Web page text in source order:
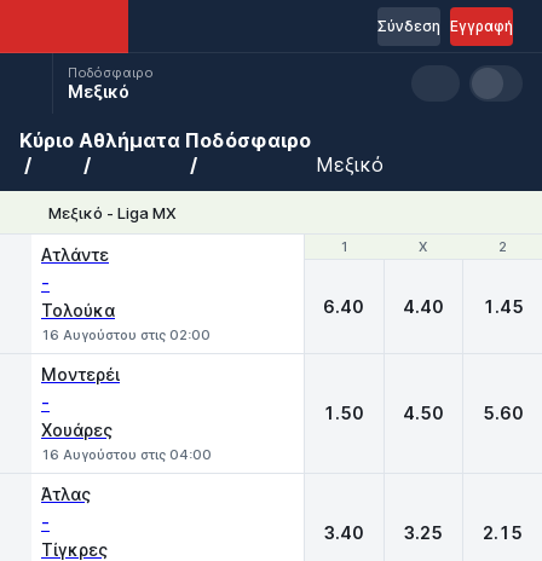
Εγγραφή
Σύνδεση
Ποδόσφαιρο
Μεξικό
Κύριο Αθλήματα Ποδόσφαιρο
Μεξικό
Μεξικό - Liga MX
1 X 2
Ατλάντε
-
Τολούκα
16 Αυγούστου στις 02:00
1 X 2
6.40 4.40 1.45
Μοντερέι
-
Χουάρες
16 Αυγούστου στις 04:00
1.50 4.50 5.60
Άτλας
-
Τίγκρες
3.40 3.25 2.15